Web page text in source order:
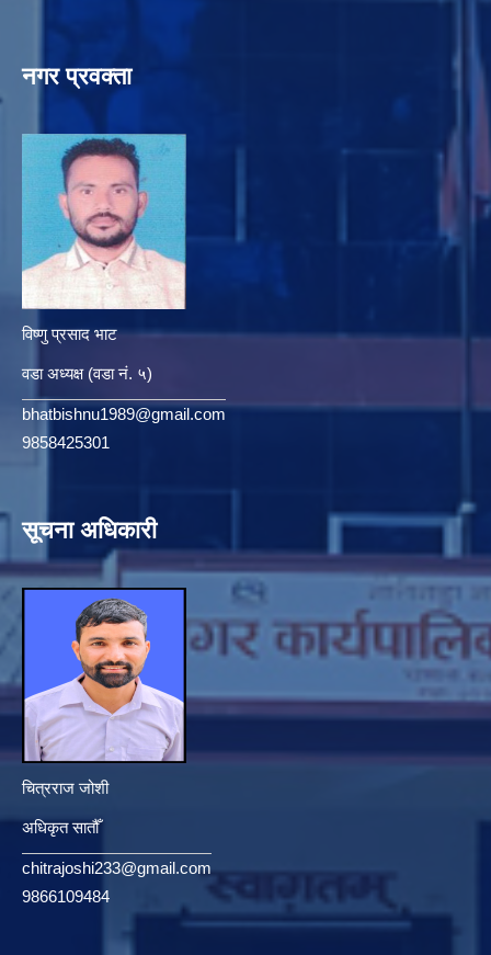
नगर प्रवक्ता
विष्णु प्रसाद भाट
वडा अध्यक्ष (वडा नं. ५)
bhatbishnu1989@gmail.com
9858425301
सूचना अधिकारी
चित्रराज जोशी
अधिकृत सातौँ
chitrajoshi233@gmail.com
9866109484